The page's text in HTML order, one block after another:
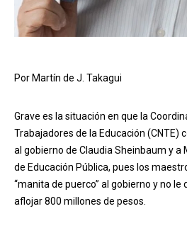
Por Martín de J. Takagui
Grave es la situación en que la
Trabajadores de la Educación (CNTE)
al gobierno de Claudia Sheinbaum y a
de Educación Pública, pues los
“manita de puerco” al gobierno y no
aflojar 800 millones de pesos.